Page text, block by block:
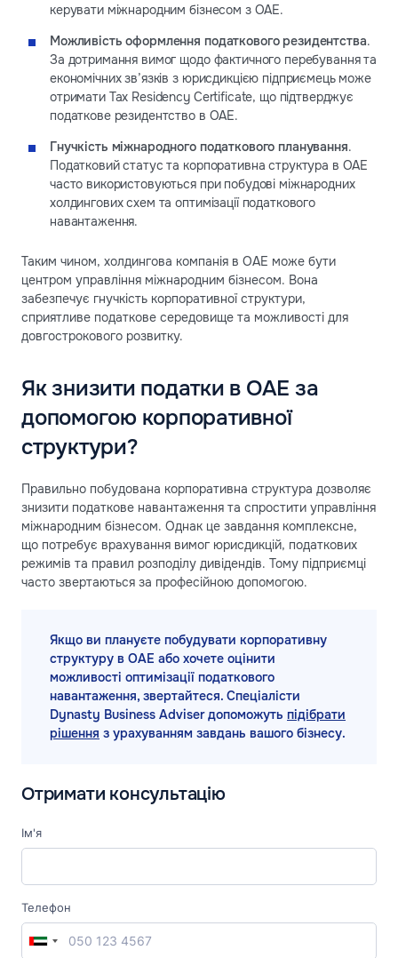
керувати міжнародним бізнесом з ОАЕ.
Можливість оформлення податкового резидентства.
За дотримання вимог щодо фактичного перебування та
економічних зв’язків з юрисдикцією підприємець може
отримати Tax Residency Certificate, що підтверджує
податкове резидентство в ОАЕ.
Гнучкість міжнародного податкового планування.
Податковий статус та корпоративна структура в ОАЕ
часто використовуються при побудові міжнародних
холдингових схем та оптимізації податкового
навантаження.
Таким чином, холдингова компанія в ОАЕ може бути
центром управління міжнародним бізнесом. Вона
забезпечує гнучкість корпоративної структури,
сприятливе податкове середовище та можливості для
довгострокового розвитку.
Як знизити податки в ОАЕ за
допомогою корпоративної
структури?
Правильно побудована корпоративна структура дозволяє
знизити податкове навантаження та спростити управління
міжнародним бізнесом. Однак це завдання комплексне,
що потребує врахування вимог юрисдикцій, податкових
режимів та правил розподілу дивідендів. Тому підприємці
часто звертаються за професійною допомогою.
Якщо ви плануєте побудувати корпоративну
структуру в ОАЕ або хочете оцінити
можливості оптимізації податкового
навантаження, звертайтеся. Спеціалісти
Dynasty Business Adviser допоможуть підібрати
рішення з урахуванням завдань вашого бізнесу.
Отримати консультацію
Ім'я
Телефон